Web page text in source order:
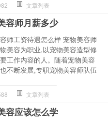
文章列表
容师月薪多少
师工资待遇怎么样 宠物美容师
美容为职业,以宠物美容造型修
工作内容的人。随着宠物美容
不断发展,专职宠物美容师队伍
文章列表
容应该怎么学